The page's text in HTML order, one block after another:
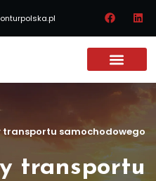
transportu samochodowego
transportu